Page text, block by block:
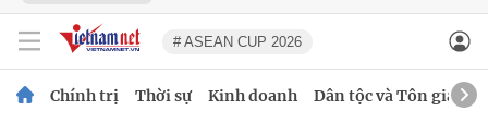
# ASEAN CUP 2026
Chính trị Thời sự Kinh doanh Dân tộc và Tôn giáo